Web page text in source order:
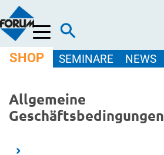
Menü
SHOP SEMINARE NEWS
Allgemeine
Geschäftsbedingungen